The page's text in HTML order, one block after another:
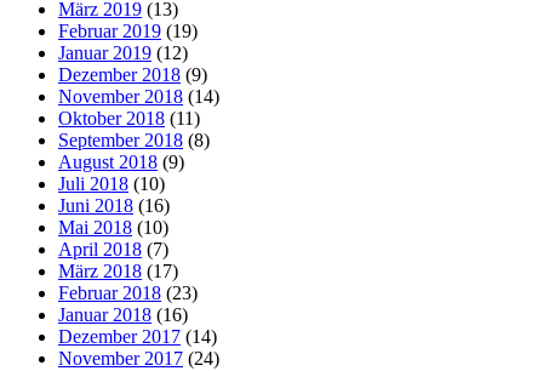
März 2019 (13)
Februar 2019 (19)
Januar 2019 (12)
Dezember 2018 (9)
November 2018 (14)
Oktober 2018 (11)
September 2018 (8)
August 2018 (9)
Juli 2018 (10)
Juni 2018 (16)
Mai 2018 (10)
April 2018 (7)
März 2018 (17)
Februar 2018 (23)
Januar 2018 (16)
Dezember 2017 (14)
November 2017 (24)